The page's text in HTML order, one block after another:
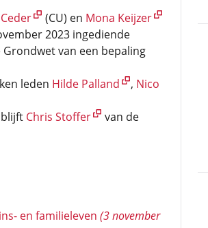
(CU) en Mona Keijzer
2023 ingediende
van een bepaling
leden Hilde Palland , Nico
Chris Stoffer
van de
en familieleven (3 november